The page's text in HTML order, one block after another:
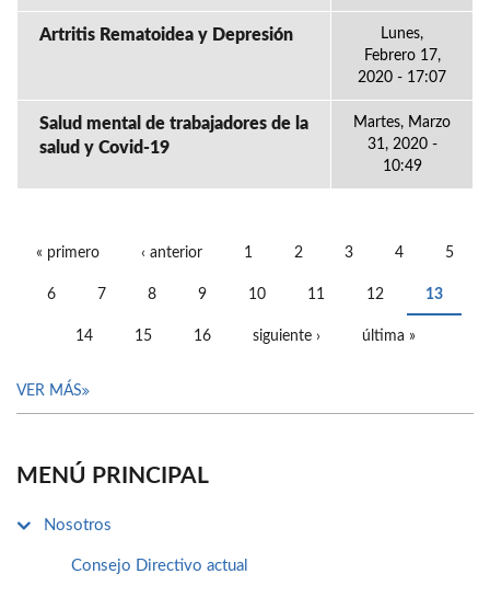
Artritis Rematoidea y Depresión
Lunes,
Febrero 17,
2020 - 17:07
Salud mental de trabajadores de la
salud y Covid-19
Martes, Marzo
31, 2020 -
10:49
« primero ‹ anterior 1 2 3 4 5
6 7 8 9 10 11 12 13
14 15 16 siguiente › última »
VER MÁS
MENÚ PRINCIPAL
Nosotros
Consejo Directivo actual